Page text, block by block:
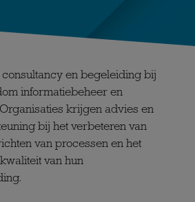
en begeleiding bij
informatiebeheer en
krijgen advies en
bij het verbeteren van
van processen en het
van hun